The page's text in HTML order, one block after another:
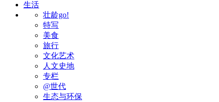
生活
壮龄go!
特写
美食
旅行
文化艺术
人文史地
专栏
@世代
生态与环保